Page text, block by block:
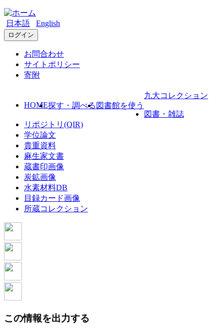
日本語 English
ログイン
お問合わせ
サイトポリシー
寄附
HOME探す・調べる 図書館を使う
九大コレクション
図書・雑誌
リポジトリ(QIR)
学位論文
貴重資料
麻生家文書
蔵書印画像
炭鉱画像
水素材料DB
目録カード画像
所蔵コレクション
この情報を出力する